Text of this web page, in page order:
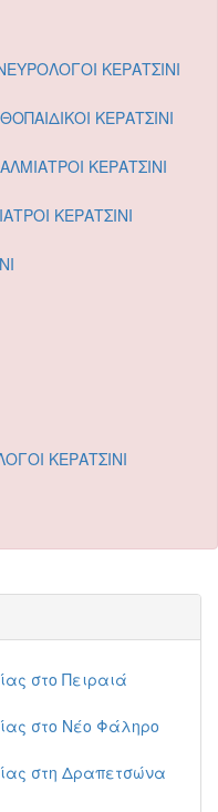
ΚΕΡΑΤΣΙΝΙ
ΚΕΡΑΤΣΙΝΙ
ΚΕΡΑΤΣΙΝΙ
ΚΕΡΑΤΣΙΝΙ
ΚΕΡΑΤΣΙΝΙ
στο Πειραιά
στο Νέο Φάληρο
στη Δραπετσώνα